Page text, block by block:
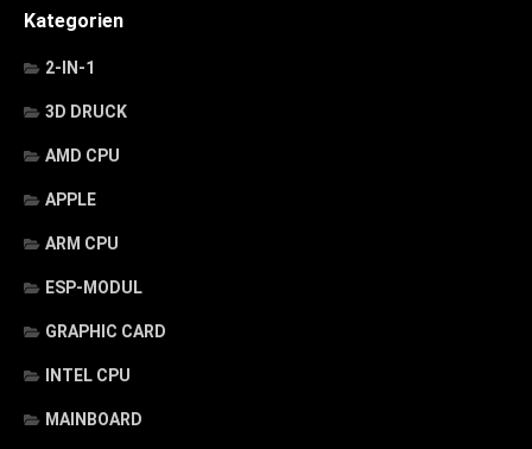
Kategorien
2-IN-1
3D DRUCK
AMD CPU
APPLE
ARM CPU
ESP-MODUL
GRAPHIC CARD
INTEL CPU
MAINBOARD